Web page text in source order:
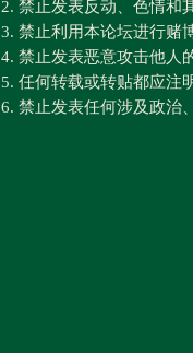
2. 禁止发表反动、色情和
3. 禁止利用本论坛进行赌
4. 禁止发表恶意攻击他人
5. 任何转载或转贴都应注
6. 禁止发表任何涉及政治